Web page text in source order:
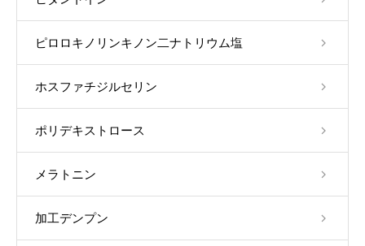
ピロロキノリンキノン二ナトリウム塩
ホスファチジルセリン
ポリデキストロース
メラトニン
加工デンプン